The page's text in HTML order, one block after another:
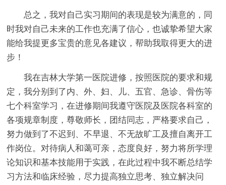
总之，我对自己实习期间的表现是较为满意的，同
时我对自己未来的工作也充满了信心，也诚挚希望大家
能给我提更多宝贵的意见各建议，帮助我取得更大的进
步！
我在吉林大学第一医院进修，按照医院的要求和规
定，我分别到了内、外、妇、儿、五官、急诊、骨伤等
七个科室学习，在进修期间我遵守医院及医院各科室的
各项规章制度，尊敬师长，团结同志，严格要求自己，
努力做到了不迟到、不早退、不无故旷工及擅自离开工
作岗位。对待病人和蔼可亲，态度良好，努力将所学理
论知识和基本技能用于实践，在此过程中我不断总结学
习方法和临床经验，尽力提高独立思考、独立解决问